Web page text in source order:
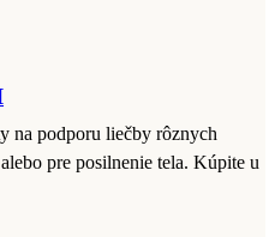
na podporu liečby rôznych
pre posilnenie tela. Kúpite u